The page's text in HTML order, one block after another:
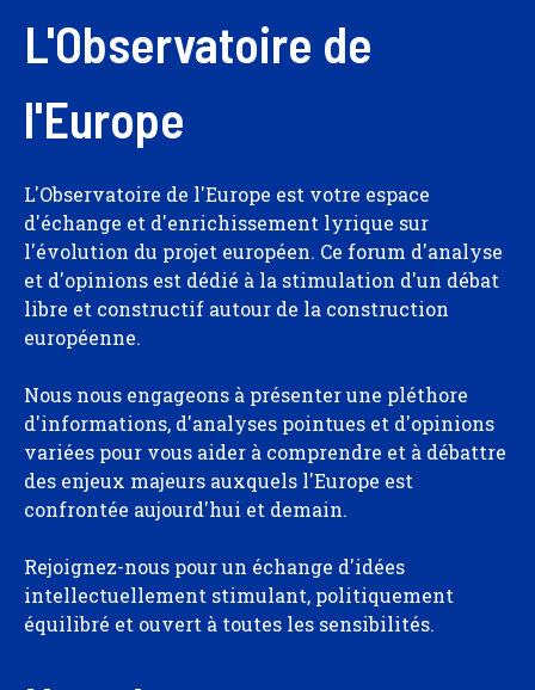
L'Observatoire de
l'Europe
L'Observatoire de l'Europe est votre espace
d'échange et d'enrichissement lyrique sur
l'évolution du projet européen. Ce forum d'analyse
et d'opinions est dédié à la stimulation d'un débat
libre et constructif autour de la construction
européenne.
Nous nous engageons à présenter une pléthore
d'informations, d'analyses pointues et d'opinions
variées pour vous aider à comprendre et à débattre
des enjeux majeurs auxquels l'Europe est
confrontée aujourd'hui et demain.
Rejoignez-nous pour un échange d'idées
intellectuellement stimulant, politiquement
équilibré et ouvert à toutes les sensibilités.